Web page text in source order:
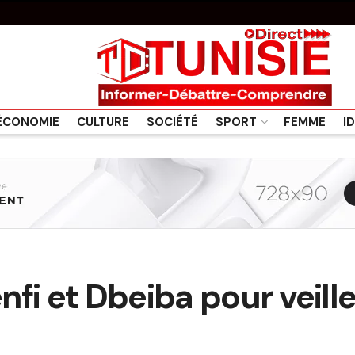
CULTURE SOCIÉTÉ SPORT FEMME
et Dbeiba pour